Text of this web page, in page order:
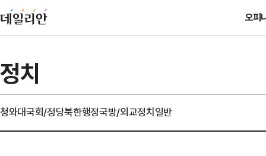
오피
정치
청와대국회/정당북한행정국방/외교정치일반